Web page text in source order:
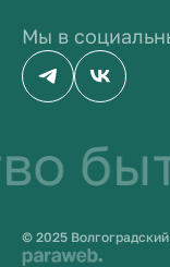
Мы в
© 2025